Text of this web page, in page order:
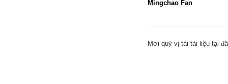
Mingchao Fan
Mời quý vị tải tài liệu tại